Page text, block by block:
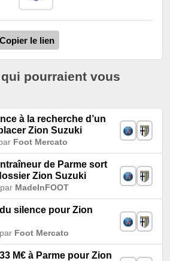
Copier le lien
pourraient vous
à la recherche d’un
Zion Suzuki
Foot Mercato
de Parme sort
Zion Suzuki
par MadeInFOOT
silence pour Zion
par Foot Mercato
M€ à Parme pour Zion